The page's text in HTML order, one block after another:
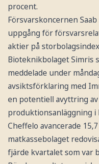
procent.
Försvarskoncernen
uppgång för
aktier på
Bioteknikbolaget Simris
meddelade under
avsiktsförklaring med
en potentiell avyttring
produktionsanläggning i
Cheffelo avancerade
matkassebolaget
fjärde kvartalet som var